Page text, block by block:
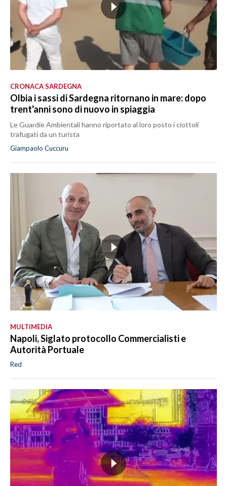
CRONACA SARDEGNA
Olbia i sassi di Sardegna ritornano in mare: dopo
trent'anni sono di nuovo in spiaggia
Le Guardie Ambientali hanno riportato al loro posto i ciottoli
trafugati da un turista
Giampaolo Cuccuru
MULTIMEDIA
Napoli, Siglato protocollo Commercialisti e
Autorità Portuale
Red